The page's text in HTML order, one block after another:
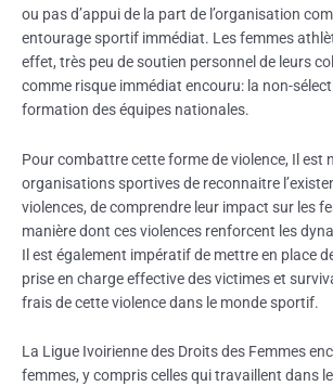
ou pas d’appui de la part de l’organisation
entourage sportif immédiat. Les femmes
effet, très peu de soutien personnel de leurs
comme risque immédiat encouru: la non-
formation des équipes nationales.
Pour combattre cette forme de violence, Il est
organisations sportives de reconnaitre
violences, de comprendre leur impact sur les
manière dont ces violences renforcent les
Il est également impératif de mettre en place
prise en charge effective des victimes et
frais de cette violence dans le monde sportif.
La Ligue Ivoirienne des Droits des Femmes
femmes, y compris celles qui travaillent dans